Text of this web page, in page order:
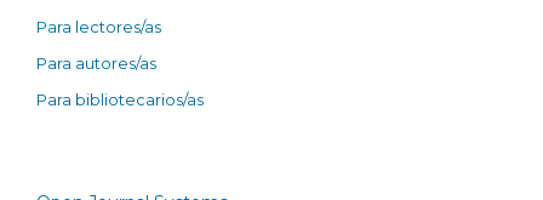
Para lectores/as
Para autores/as
Para bibliotecarios/as